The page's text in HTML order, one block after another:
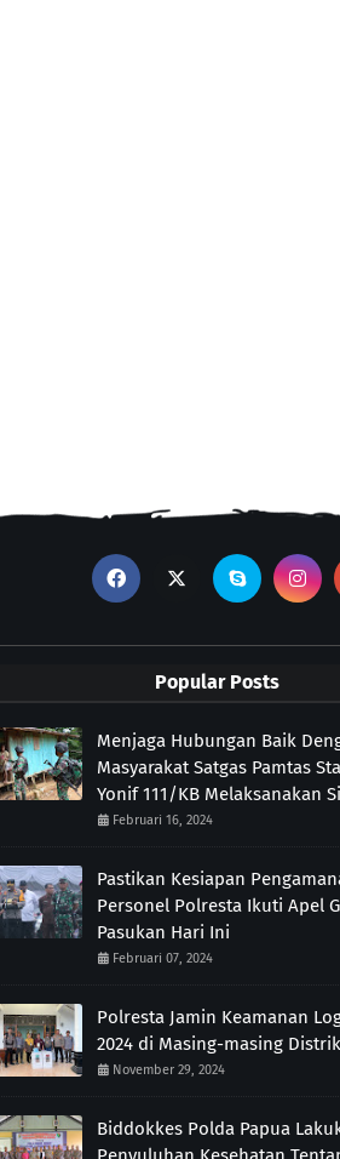
Popular Posts
Menjaga Hubungan Baik
Masyarakat Satgas Pamtas
Yonif 111/KB Melaksanakan
Februari 16, 2024
Pastikan Kesiapan
Personel Polresta Ikuti Apel
Pasukan Hari Ini
Februari 07, 2024
Polresta Jamin Keamanan
2024 di Masing-masing Distrik
November 29, 2024
Biddokkes Polda Papua